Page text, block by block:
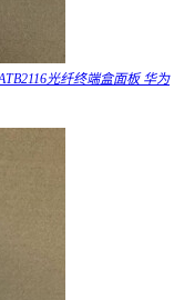
光纤终端盒面板 华为